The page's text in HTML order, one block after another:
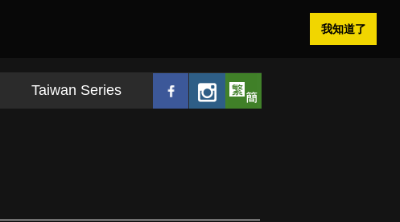
我知道了
Taiwan Series